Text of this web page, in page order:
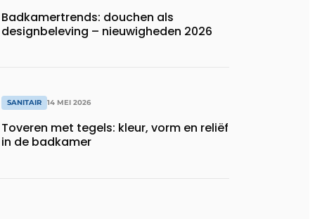
Badkamertrends: douchen als
designbeleving – nieuwigheden 2026
SANITAIR 14 MEI 2026
Toveren met tegels: kleur, vorm en reliëf
in de badkamer